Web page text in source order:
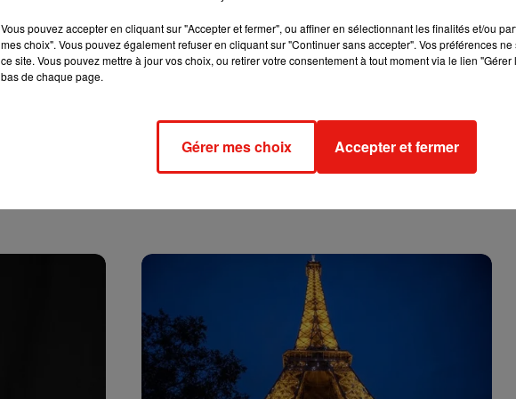
Vous pouvez accepter en cliquant sur "Accepter et fermer", ou affiner en sélectionnant les finalités et/ou
mes choix". Vous pouvez également refuser en cliquant sur "Continuer sans accepter". Vos préférences
ce site. Vous pouvez mettre à jour vos choix, ou retirer votre consentement à tout moment via le lien
bas de chaque page.
Gérer mes choix Accepter et fermer